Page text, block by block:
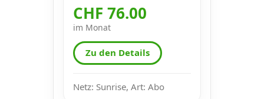
CHF 76.00
im Monat
Zu den Details
Netz: Sunrise, Art: Abo